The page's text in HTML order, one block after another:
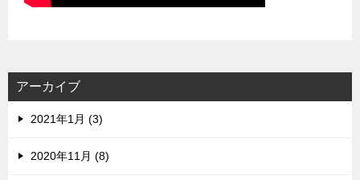
アーカイブ
2021年1月 (3)
2020年11月 (8)